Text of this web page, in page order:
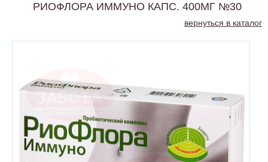
РИОФЛОРА ИММУНО КАПС. 400МГ №30
вернуться в каталог